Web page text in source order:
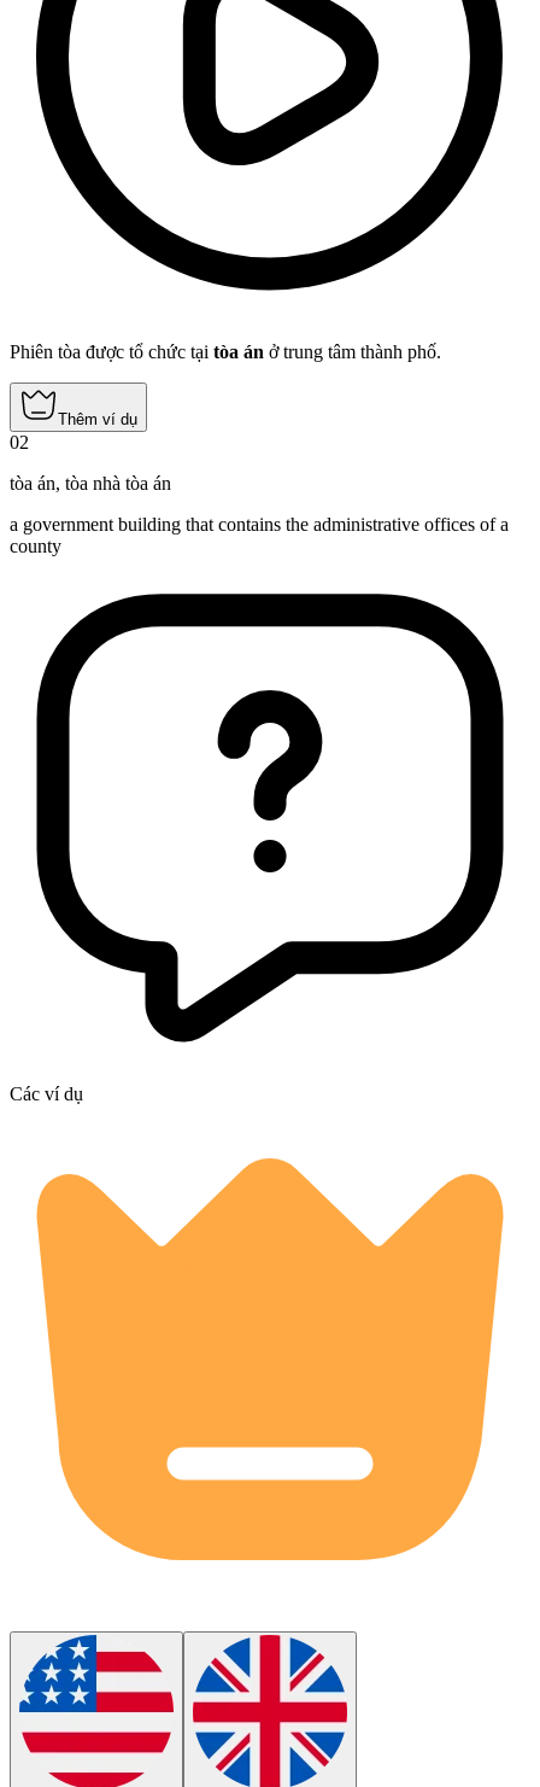
Phiên tòa được tổ chức tại tòa án ở trung tâm thành phố.
Thêm ví dụ
02
tòa án, tòa nhà tòa án
a government building that contains the administrative offices of a
county
Các ví dụ